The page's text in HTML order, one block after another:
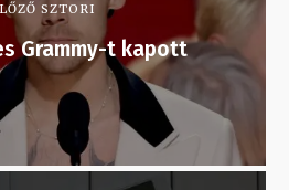
SZTORI
Grammy-t kapott